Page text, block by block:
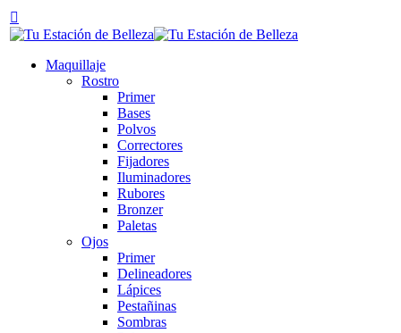
Maquillaje
Rostro
Primer
Bases
Polvos
Correctores
Fijadores
Iluminadores
Rubores
Bronzer
Paletas
Ojos
Primer
Delineadores
Lápices
Pestañinas
Sombras